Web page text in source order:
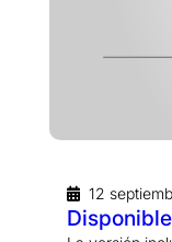
12